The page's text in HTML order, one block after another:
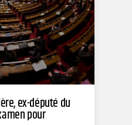
ex-député du
pour